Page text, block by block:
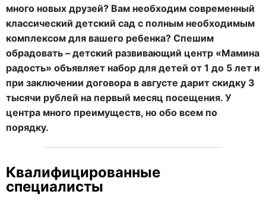
много новых друзей? Вам необходим современный
классический детский сад с полным необходимым
комплексом для вашего ребенка? Спешим
обрадовать – детский развивающий центр «Мамина
радость» объявляет набор для детей от 1 до 5 лет и
при заключении договора в августе дарит скидку 3
тысячи рублей на первый месяц посещения. У
центра много преимуществ, но обо всем по
порядку.
Квалифицированные
специалисты